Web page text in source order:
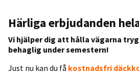
Härliga erbjudanden
Vi hjälper dig att hålla vägarna
behaglig under semestern!
Just nu kan du få kostnadsfri